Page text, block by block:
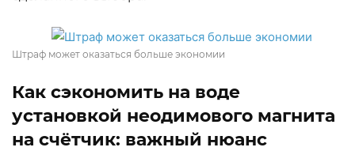
Штраф может оказаться больше экономии
Как сэкономить на воде
установкой неодимового магнита
на счётчик: важный нюанс